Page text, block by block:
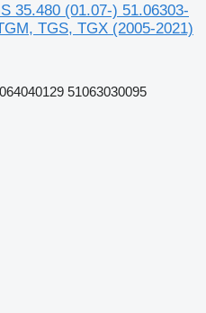
35.480 (01.07-) 51.06303-
TGS, TGX (2005-2021)
51063030095